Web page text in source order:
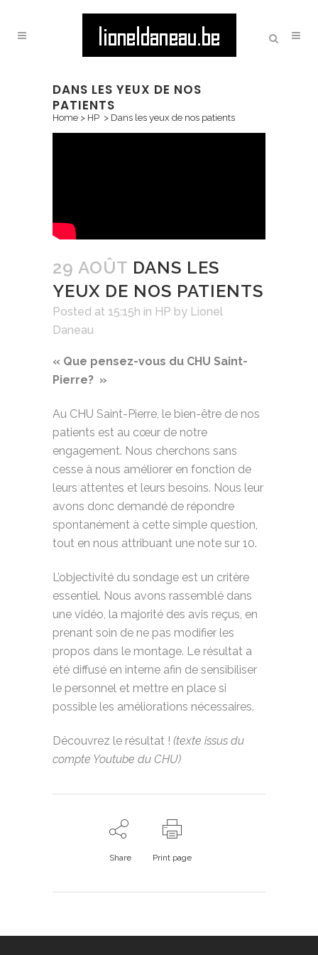
DANS LES YEUX DE NOS
PATIENTS
Home > HP > Dans les yeux de nos patients
29 AOÛT DANS LES
YEUX DE NOS PATIENTS
Posted at 15:15h in HP by Lionel
Daneau
« Que pensez-vous du CHU Saint-
Pierre? »
Au CHU Saint-Pierre, le bien-être de nos
patients est au cœur de notre
engagement. Nous cherchons sans
cesse à nous améliorer en fonction de
leurs attentes et leurs besoins. Nous leur
avons donc demandé de répondre
spontanément à cette simple question,
tout en nous attribuant une note sur 10.
L’objectivité du sondage est un critère
essentiel. Nous avons rassemblé dans
une vidéo, la majorité des avis reçus, en
prenant soin de ne pas modifier les
propos dans le montage. Le résultat a
été diffusé en interne afin de sensibiliser
le personnel et mettre en place si
possible les améliorations nécessaires.
Découvrez le résultat ! (texte issus du
compte Youtube du CHU)
Share Print page